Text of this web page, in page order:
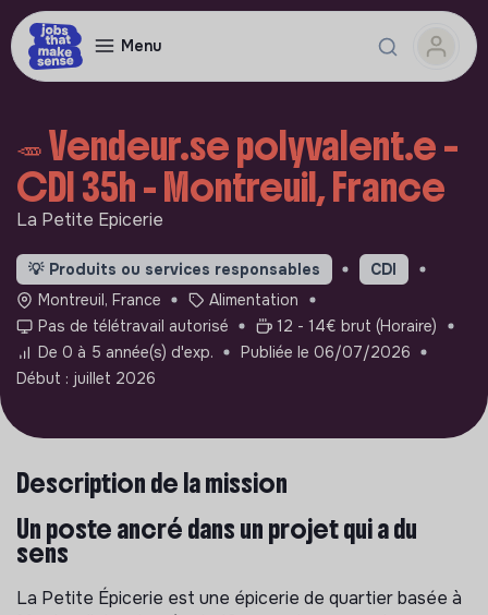
Menu
🥕 Vendeur.se polyvalent.e –
CDI 35h - Montreuil, France
La Petite Epicerie
💡 Produits ou services responsables
CDI
Montreuil, France
Alimentation
Pas de télétravail autorisé
12 - 14€ brut (Horaire)
De 0 à 5 année(s) d'exp.
Publiée le 06/07/2026
Début : juillet 2026
Description de la mission
Un poste ancré dans un projet qui a du
sens
La Petite Épicerie est une épicerie de quartier basée à